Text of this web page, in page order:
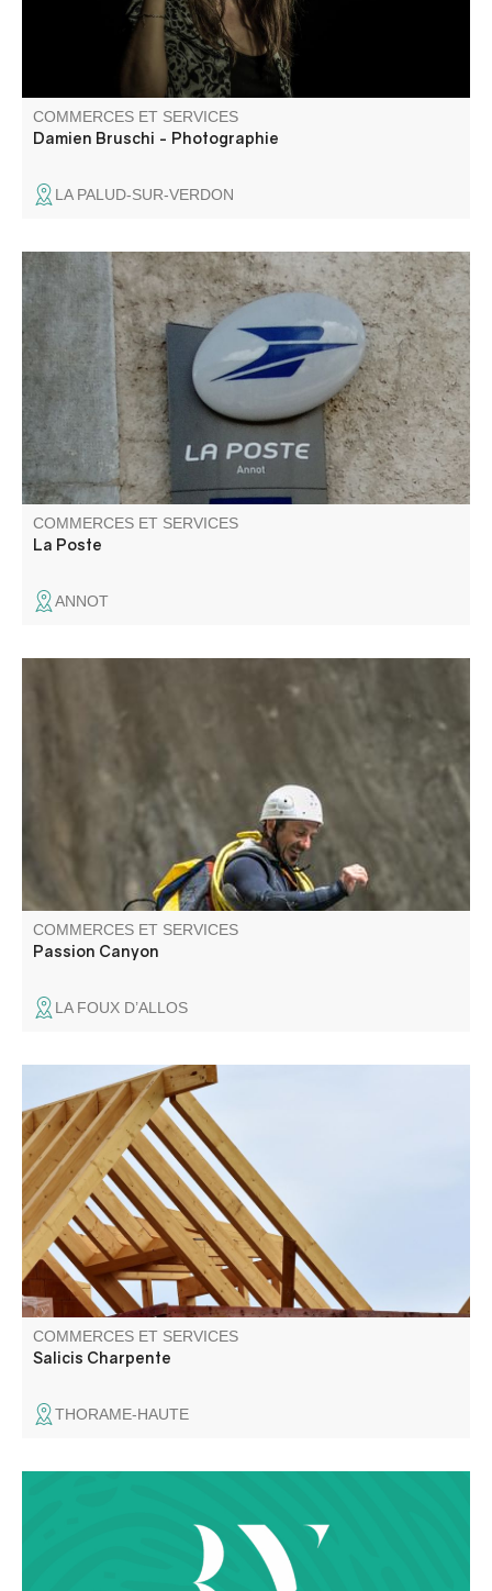
COMMERCES ET SERVICES
Damien Bruschi - Photographie
LA PALUD-SUR-VERDON
Toutes vos opérations financières. Dépôts et retraits
d'argent. Service courrier. Servies La Poste mobile.
Rendez-vous avec votre conseiller.
COMMERCES ET SERVICES
La Poste
ANNOT
L’équipe de Passion Canyon vous propose différentes
activités de pleine nature dans toute la Vallée du Verdon,
COMMERCES ET SERVICES
Passion Canyon
LA FOUX D’ALLOS
COMMERCES ET SERVICES
Salicis Charpente
THORAME-HAUTE